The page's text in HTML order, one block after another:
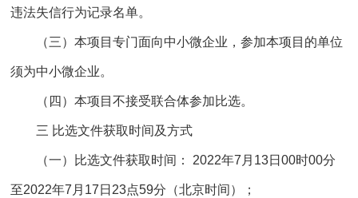
违法失信行为记录名单。
（三）本项目专门面向中小微企业，参加本项目的单位
须为中小微企业。
（四）本项目不接受联合体参加比选。
三 比选文件获取时间及方式
（一）比选文件获取时间： 2022年7月13日00时00分
至2022年7月17日23点59分（北京时间）；